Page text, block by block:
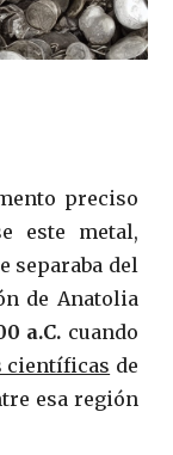
preciso
este metal,
separaba del
de Anatolia
a.C. cuando
científicas de
esa región